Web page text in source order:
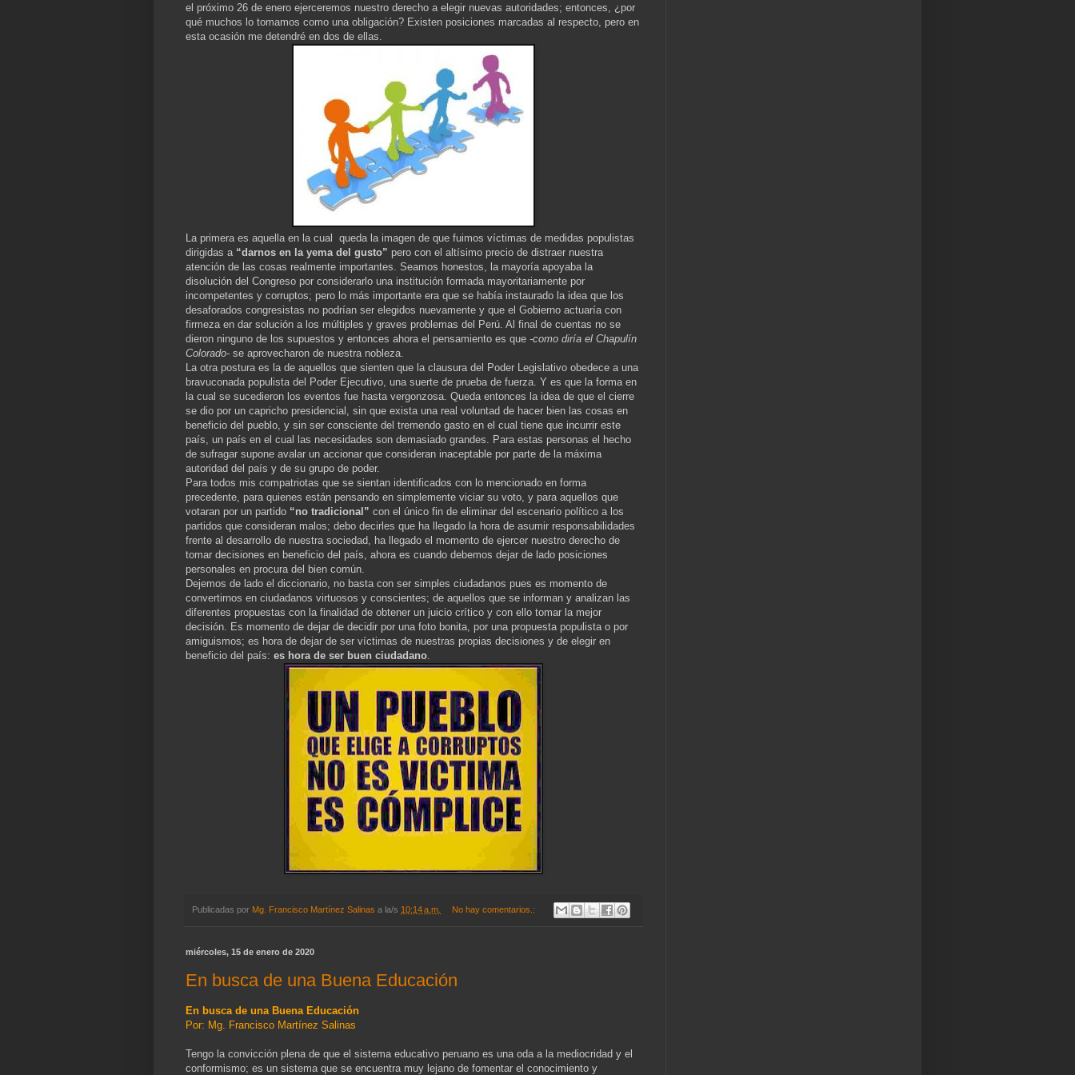
el próximo 26 de enero ejerceremos nuestro derecho a elegir nuevas autoridades; entonces, ¿por
qué muchos lo tomamos como una obligación? Existen posiciones marcadas al respecto, pero en
esta ocasión me detendré en dos de ellas.
La primera es aquella en la cual
queda la imagen de que fuimos víctimas de medidas populistas
dirigidas a “darnos en la yema del gusto” pero con el altísimo precio de distraer nuestra
atención de las cosas realmente importantes. Seamos honestos, la mayoría apoyaba la
disolución del Congreso por considerarlo una institución formada mayoritariamente por
incompetentes y corruptos; pero lo más importante era que se había instaurado la idea que los
desaforados congresistas no podrían ser elegidos nuevamente y que el Gobierno actuaría con
firmeza en dar solución a los múltiples y graves problemas del Perú. Al final de cuentas no se
dieron ninguno de los supuestos y entonces ahora el pensamiento es que -como diría el Chapulín
Colorado- se aprovecharon de nuestra nobleza.
La otra postura es la de aquellos que sienten que la clausura del Poder Legislativo obedece a una
bravuconada populista del Poder Ejecutivo, una suerte de prueba de fuerza. Y es que la forma en
la cual se sucedieron los eventos fue hasta vergonzosa. Queda entonces la idea de que el cierre
se dio por un capricho presidencial, sin que exista una real voluntad de hacer bien las cosas en
beneficio del pueblo, y sin ser consciente del tremendo gasto en el cual tiene que incurrir este
país, un país en el cual las necesidades son demasiado grandes. Para estas personas el hecho
de sufragar supone avalar un accionar que consideran inaceptable por parte de la máxima
autoridad del país y de su grupo de poder.
Para todos mis compatriotas que se sientan identificados con lo mencionado en forma
precedente, para quienes están pensando en simplemente viciar su voto, y para aquellos que
votaran por un partido “no tradicional” con el único fin de eliminar del escenario político a los
partidos que consideran malos; debo decirles que ha llegado la hora de asumir responsabilidades
frente al desarrollo de nuestra sociedad, ha llegado el momento de ejercer nuestro derecho de
tomar decisiones en beneficio del país, ahora es cuando debemos dejar de lado posiciones
personales en procura del bien común.
Dejemos de lado el diccionario, no basta con ser simples ciudadanos pues es momento de
convertirnos en ciudadanos virtuosos y conscientes; de aquellos que se informan y analizan las
diferentes propuestas con la finalidad de obtener un juicio crítico y con ello tomar la mejor
decisión. Es momento de dejar de decidir por una foto bonita, por una propuesta populista o por
amiguismos; es hora de dejar de ser víctimas de nuestras propias decisiones y de elegir en
beneficio del país: es hora de ser buen ciudadano
Publicadas por Mg. Francisco Martínez Salinas a la/s 10:14 a.m. No hay comentarios.:
miércoles, 15 de enero de 2020
En busca de una Buena Educación
En busca de una Buena Educación
Por: Mg. Francisco Martínez Salinas
Tengo la convicción plena de que el sistema educativo peruano es una oda a la mediocridad y el
conformismo; es un sistema que se encuentra muy lejano de fomentar el conocimiento y